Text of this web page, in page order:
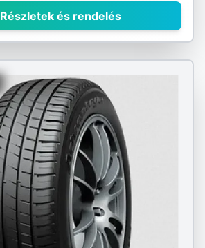
Részletek és rendelés